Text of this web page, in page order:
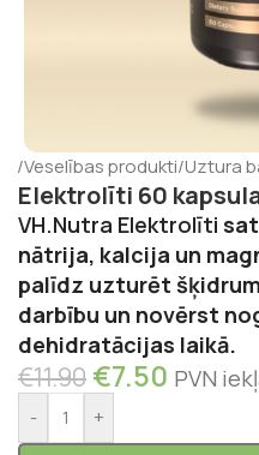
/Veselības produkti/Uztura
Elektrolīti 60
VH.Nutra Elektrolīti
nātrija, kalcija un
palīdz uzturēt
darbību un novērst
dehidratācijas laikā.
€11.90 €7.50 PVN
- +